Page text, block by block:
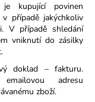
kupující povinen
případě jakýchkoliv
V případě shledání
vniknutí do zásilky
doklad – fakturu.
adresu
zboží.